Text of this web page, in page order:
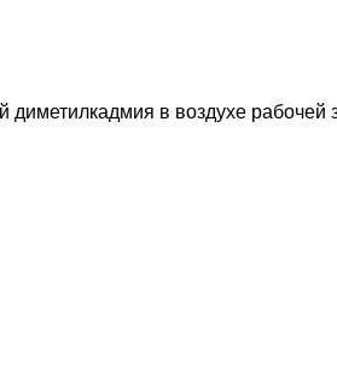
диметилкадмия в воздухе рабочей